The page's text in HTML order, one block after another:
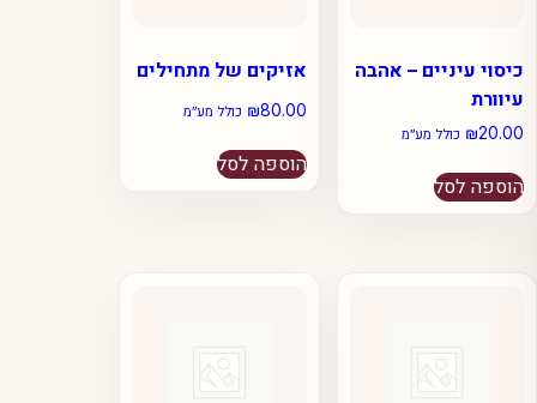
אזיקים של מתחילים
₪80.00 כולל מע״מ
הוספה לסל
כיסוי עיניים – אהבה
עיוורת
₪20.00 כולל מע״מ
הוספה לסל